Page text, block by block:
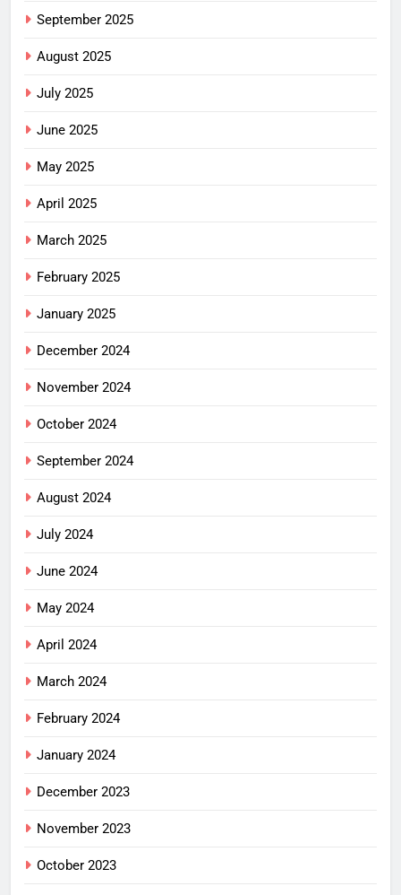
September 2025
August 2025
July 2025
June 2025
May 2025
April 2025
March 2025
February 2025
January 2025
December 2024
November 2024
October 2024
September 2024
August 2024
July 2024
June 2024
May 2024
April 2024
March 2024
February 2024
January 2024
December 2023
November 2023
October 2023